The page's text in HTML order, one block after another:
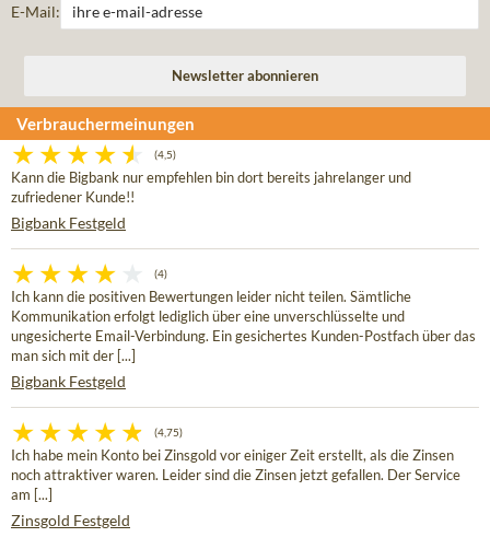
E-Mail:
Verbrauchermeinungen
(4,5)
Kann die Bigbank nur empfehlen bin dort bereits jahrelanger und
zufriedener Kunde!!
Bigbank Festgeld
(4)
Ich kann die positiven Bewertungen leider nicht teilen. Sämtliche
Kommunikation erfolgt lediglich über eine unverschlüsselte und
ungesicherte Email-Verbindung. Ein gesichertes Kunden-Postfach über das
man sich mit der [...]
Bigbank Festgeld
(4,75)
Ich habe mein Konto bei Zinsgold vor einiger Zeit erstellt, als die Zinsen
noch attraktiver waren. Leider sind die Zinsen jetzt gefallen. Der Service
am [...]
Zinsgold Festgeld